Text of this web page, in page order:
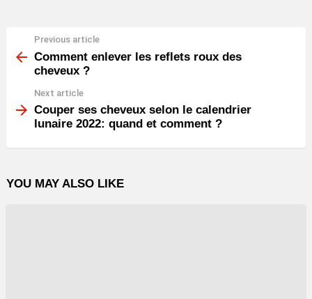
more
Previous article
Comment enlever les reflets roux des
cheveux ?
Next article
Couper ses cheveux selon le calendrier
lunaire 2022: quand et comment ?
YOU MAY ALSO LIKE